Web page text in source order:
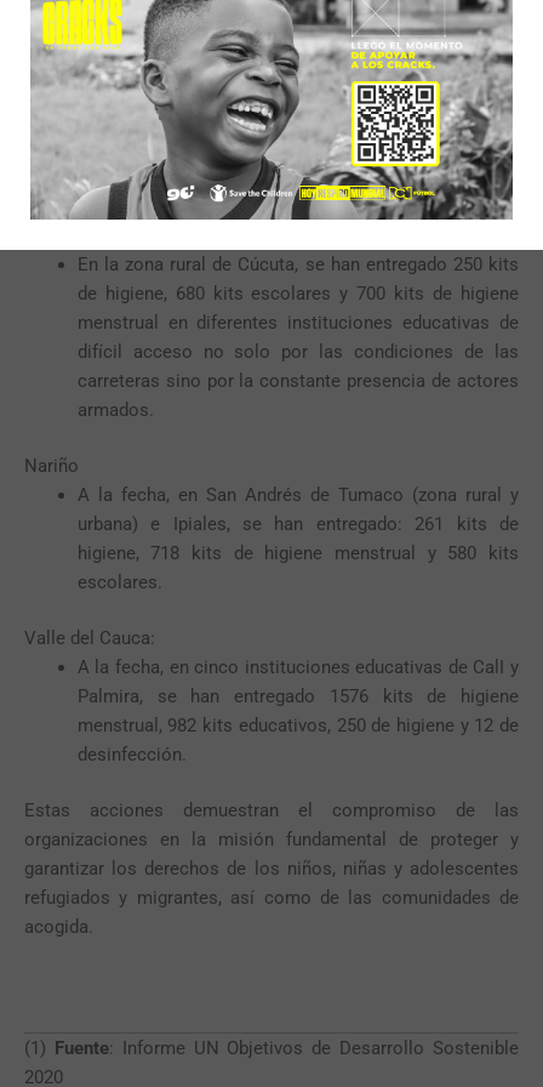
Guajira
Se han entregado 360 kits de higiene menstrual en
diez Instituciones Educativas, asentamientos de
Maicao y Riohacha, y refugios de Pastoral Social y
Construcción y adecuación de baterías sanitarias en
cuatro Instituciones Educativas.
En la zona rural de Cúcuta, se han entregado 250 kits
de higiene, 680 kits escolares y 700 kits de higiene
menstrual en diferentes instituciones educativas de
difícil acceso no solo por las condiciones de las
carreteras sino por la constante presencia de actores
armados.
Nariño
A la fecha, en San Andrés de Tumaco (zona rural y
urbana) e Ipiales, se han entregado: 261 kits de
higiene, 718 kits de higiene menstrual y 580 kits
escolares.
Valle del Cauca:
A la fecha, en cinco instituciones educativas de CalI y
Palmira, se han entregado 1576 kits de higiene
menstrual, 982 kits educativos, 250 de higiene y 12 de
desinfección.
Estas acciones demuestran el compromiso de las
organizaciones en la misión fundamental de proteger y
garantizar los derechos de los niños, niñas y adolescentes
refugiados y migrantes, así como de las comunidades de
acogida.
(1) Fuente: Informe UN Objetivos de Desarrollo Sostenible
2020